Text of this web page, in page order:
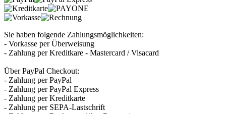
Sie haben folgende Zahlungsmöglichkeiten:
- Vorkasse per Überweisung
- Zahlung per Kreditkare - Mastercard / Visacard
Über PayPal Checkout:
- Zahlung per PayPal
- Zahlung per PayPal Express
- Zahlung per Kreditkarte
- Zahlung per SEPA-Lastschrift